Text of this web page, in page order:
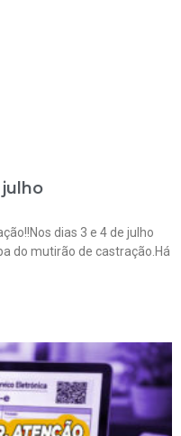
dias 3 e 4 de julho
do mutirão de castração.Há